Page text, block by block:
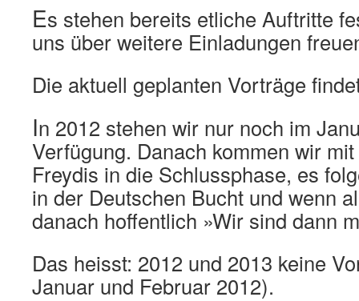
Es stehen bereits etliche Auftritte
uns über weitere Einladungen
Die aktuell geplanten Vorträge
In 2012 stehen wir nur noch im
Verfügung. Danach kommen wir
Freydis in die Schlussphase, es
in der Deutschen Bucht und wenn
danach hoffentlich »Wir sind dann
Das heisst: 2012 und 2013 keine
Januar und Februar 2012).